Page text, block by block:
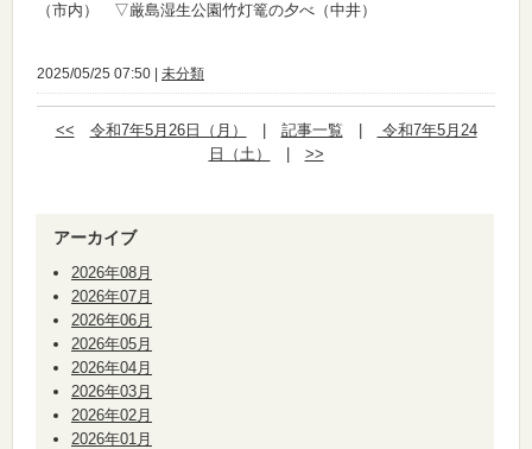
（市内） ▽厳島湿生公園竹灯篭の夕べ（中井）
2025/05/25 07:50 | 未分類
<< 令和7年5月26日（月） 記事一覧
令和7年5月24
日（土）
>>
アーカイブ
2026年08月
2026年07月
2026年06月
2026年05月
2026年04月
2026年03月
2026年02月
2026年01月